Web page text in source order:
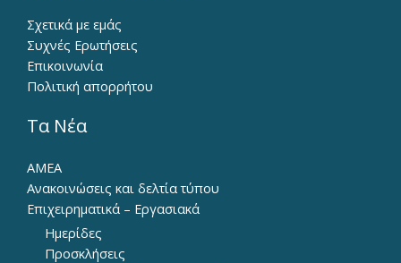
Σχετικά με εμάς
Συχνές Ερωτήσεις
Επικοινωνία
Πολιτική απορρήτου
Τα Νέα
ΑΜΕΑ
Ανακοινώσεις και δελτία τύπου
Επιχειρηματικά – Εργασιακά
Ημερίδες
Προσκλήσεις